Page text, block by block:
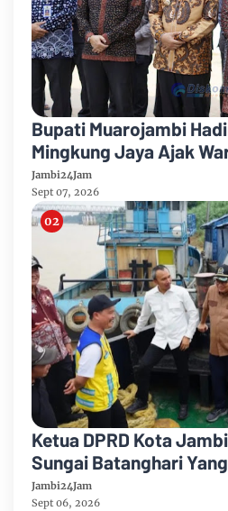
Bupati Muarojambi
Mingkung Jaya Ajak
Mandiri 2026
Jambi24Jam
Sept 07, 2026
Ketua DPRD Kota
Sungai Batanghari
Abrasi
Jambi24Jam
Sept 06, 2026